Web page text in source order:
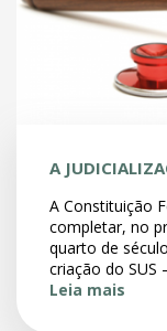
A
A Constituição
completar, no
quarto de
criação do SUS
Leia mais